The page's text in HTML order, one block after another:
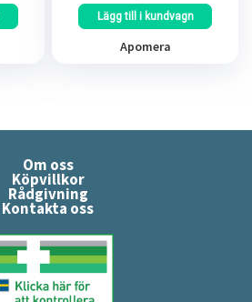
Lägg till i kundvagn
Apomera
Om oss
Köpvillkor
Rådgivning
Kontakta oss